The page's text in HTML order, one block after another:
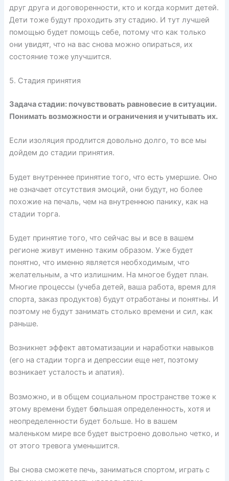
друг друга и договоренности, кто и когда кормит детей.
Дети тоже будут проходить эту стадию. И тут лучшей
помощью будет помощь себе, потому что как только
они увидят, что на вас снова можно опираться, их
состояние тоже улучшится.
5. Стадия принятия
Задача стадии: почувствовать равновесие в ситуации.
Понимать возможности и ограничения и учитывать их.
Если изоляция продлится довольно долго, то все мы
дойдем до стадии принятия.
Будет внутреннее принятие того, что есть умершие. Оно
не означает отсутствия эмоций, они будут, но более
похожие на печаль, чем на внутреннюю панику, как на
стадии торга.
Будет принятие того, что сейчас вы и все в вашем
регионе живут именно таким образом. Уже будет
понятно, что именно является необходимым, что
желательным, а что излишним. На многое будет план.
Многие процессы (учеба детей, ваша работа, время для
спорта, заказ продуктов) будут отработаны и понятны. И
поэтому не будут занимать столько времени и сил, как
раньше.
Возникнет эффект автоматизации и наработки навыков
(его на стадии торга и депрессии еще нет, поэтому
возникает усталость и апатия).
Возможно, и в общем социальном пространстве тоже к
этому времени будет большая определенность, хотя и
неопределенности будет больше. Но в вашем
маленьком мире все будет выстроено довольно четко, и
от этого тревога уменьшится.
Вы снова сможете печь, заниматься спортом, играть с